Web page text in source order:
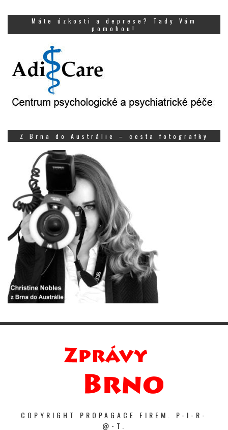
Máte úzkosti a deprese? Tady Vám
pomohou!
Z Brna do Austrálie – cesta fotografky
COPYRIGHT PROPAGACE FIREM. P-I-R-
@-T.